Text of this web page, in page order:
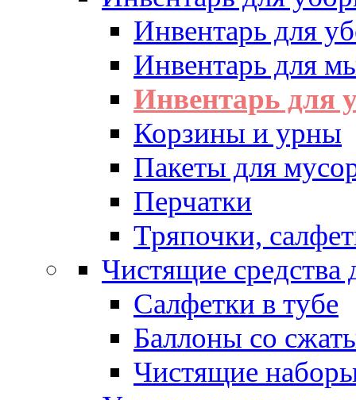
Инвентарь для
Инвентарь для
Инвентарь для
Корзины и урны
Пакеты для
Перчатки
Тряпочки,
Чистящие средства
Салфетки в тубе
Баллоны со
Чистящие